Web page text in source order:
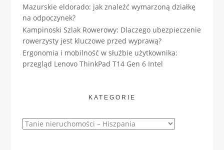
Mazurskie eldorado: jak znaleźć wymarzoną działkę
na odpoczynek?
Kampinoski Szlak Rowerowy: Dlaczego ubezpieczenie
rowerzysty jest kluczowe przed wyprawą?
Ergonomia i mobilność w służbie użytkownika:
przegląd Lenovo ThinkPad T14 Gen 6 Intel
KATEGORIE
Kategorie